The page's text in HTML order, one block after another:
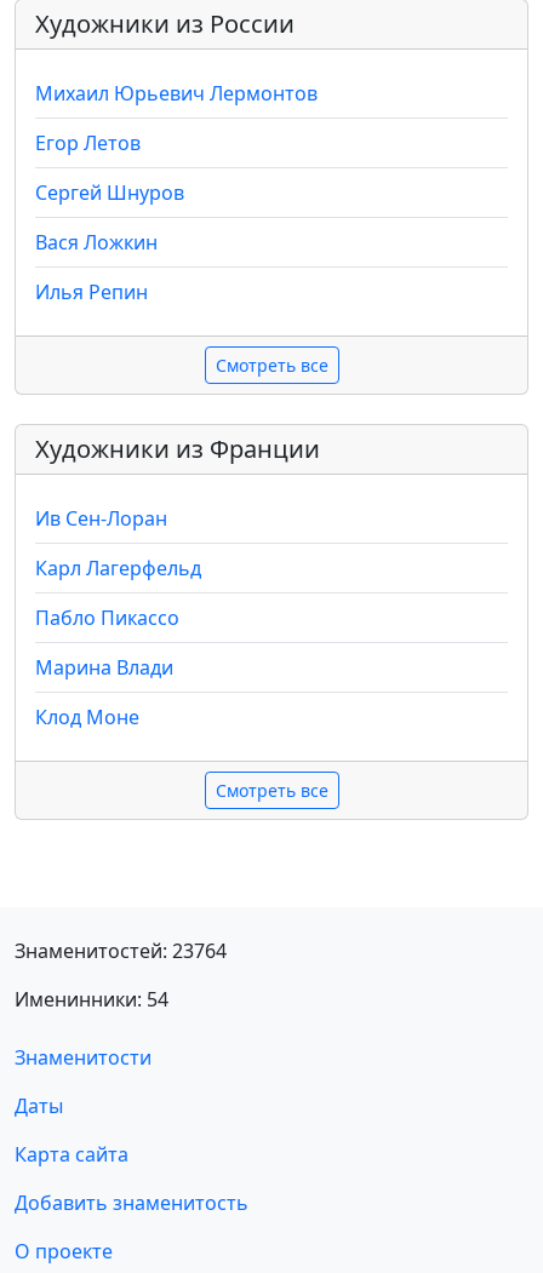
Художники из России
Михаил Юрьевич Лермонтов
Егор Летов
Сергей Шнуров
Вася Ложкин
Илья Репин
Смотреть все
Художники из Франции
Ив Сен-Лоран
Карл Лагерфельд
Пабло Пикассо
Марина Влади
Клод Моне
Смотреть все
Знаменитостей: 23764
Именинники: 54
Знаменитости
Даты
Карта сайта
Добавить знаменитость
О проекте